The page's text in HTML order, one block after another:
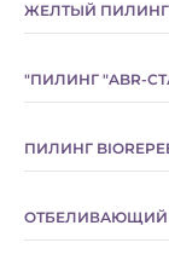
ЖЕЛТЫЙ ПИЛИНГ 3-
"ПИЛИНГ "ABR-
ПИЛИНГ
ОТБЕЛИВАЮЩИЙ